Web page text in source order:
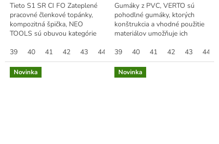
Tieto S1 SR CI FO Zateplené
pracovné členkové topánky,
kompozitná špička, NEO
TOOLS sú obuvou kategórie
vysokú úroveň ochrany a
pohodlia v náročných...
39 40 41 42 43 44 45 46 47
Gumáky z PVC, VERTO sú
pohodlné gumáky, ktorých
konštrukcia a vhodné použitie
materiálov umožňuje ich
podmienkach
39 40 41 42 43 44
Novinka Novinka